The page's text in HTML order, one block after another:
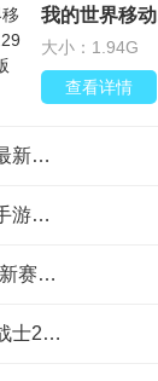
大小：1.94G
查看详情
和平精英最新版本v1.36.12 官服
使命召唤手游官方版2026最新版v1.9.55 安卓版
王者荣耀(新赛季更新)v11.4.1.1 官方版
腾讯王牌战士2026官方正版手机版v1.65.0.1040安卓版